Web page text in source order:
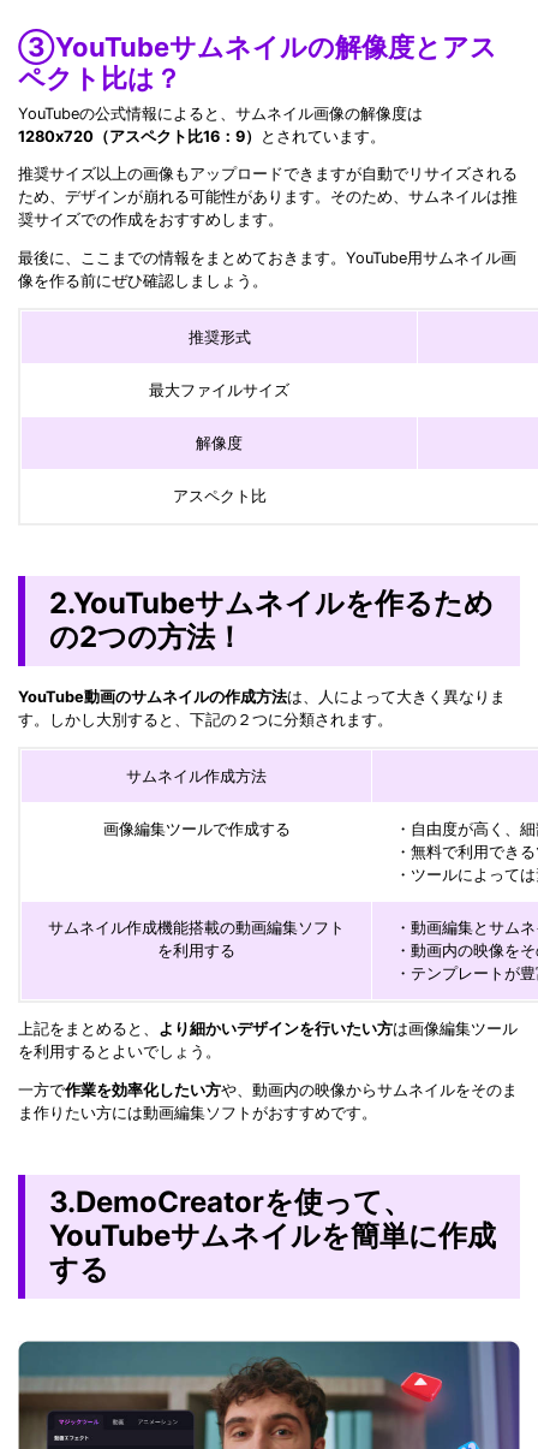
③YouTubeサムネイルの解像度とアス
ペクト比は？
YouTubeの公式情報によると、サムネイル画像の解像度は
1280x720（アスペクト比16：9）
とされています。
推奨サイズ以上の画像もアップロードできますが自動でリサイズされる
ため、デザインが崩れる可能性があります。そのため、サムネイルは推
奨サイズでの作成をおすすめします。
最後に、ここまでの情報をまとめておきます。YouTube用サムネイル画
像を作る前にぜひ確認しましょう。
推奨形式
最大ファイルサイズ
解像度
アスペクト比
2.YouTubeサムネイルを作るため
の2つの方法！
YouTube動画のサムネイルの作成方法は、人によって大きく異なりま
す。しかし大別すると、下記の２つに分類されます。
サムネイル作成方法
画像編集ツールで作成する
・自由度が高く、
・無料で利用でき
・ツールによって
サムネイル作成機能搭載の動画編集ソフト
を利用する
・動画編集とサム
・動画内の映像を
・テンプレートが
上記をまとめると、 より細かいデザインを行いたい方は画像編集ツール
を利用するとよいでしょう。
一方で作業を効率化したい方や、動画内の映像からサムネイルをそのま
ま作りたい方には動画編集ソフトがおすすめです。
3.DemoCreatorを使って、
YouTubeサムネイルを簡単に作成
する